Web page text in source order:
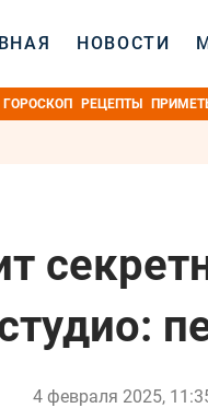
НОВОСТИ
ГОРОСКОП РЕЦЕПТЫ
4 февраля 2025,